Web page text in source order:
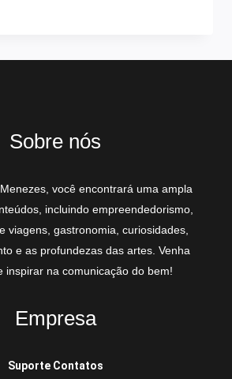
Sobre nós
você encontrará uma ampla
incluindo empreendedorismo,
viagens, gastronomia, curiosidades,
e as profundezas das artes. Venha
inspirar na comunicação do bem!
Empresa
Suporte Contatos